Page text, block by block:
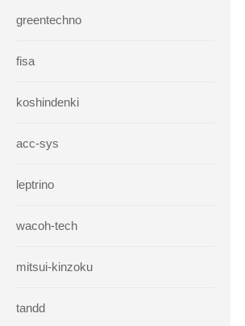
greentechno
fisa
koshindenki
acc-sys
leptrino
wacoh-tech
mitsui-kinzoku
tandd